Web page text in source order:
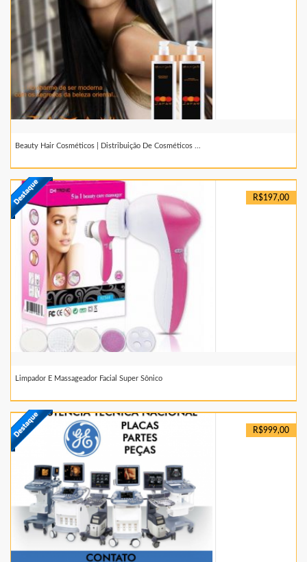
Beauty Hair Cosméticos | Distribuição De Cosméticos ...
R$197,00
Limpador E Massageador Facial Super Sônico
R$999,00